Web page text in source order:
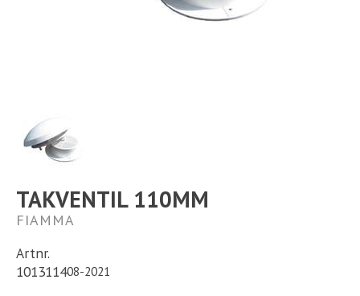
TAKVENTIL 110MM
FIAMMA
Artnr.
101311408-2021